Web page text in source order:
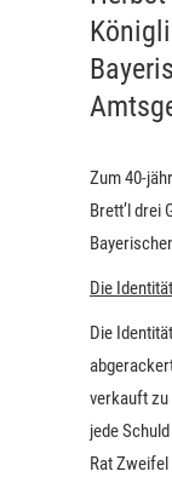
Zum 40-
Brett’l drei
Die Identität
Die
verkauft zu
jede
Rat